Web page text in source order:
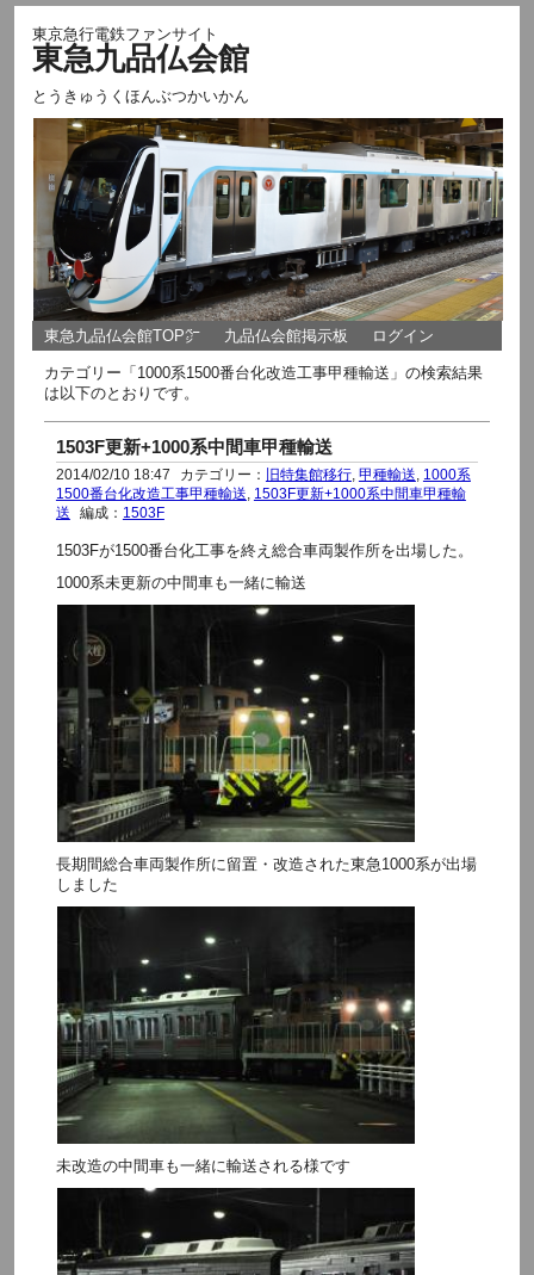
東京急行電鉄ファンサイト
東急九品仏会館
とうきゅうくほんぶつかいかん
東急九品仏会館TOP㌻ 九品仏会館掲示板 ログイン
カテゴリー「1000系1500番台化改造工事甲種輸送」の検索結果
は以下のとおりです。
1503F更新+1000系中間車甲種輸送
2014/02/10 18:47 カテゴリー： 旧特集館移行, 甲種輸送
1000系
1500番台化改造工事甲種輸送
1503F更新+1000系中間車甲種輸
送
編成： 1503F
1503Fが1500番台化工事を終え総合車両製作所を出場した。
1000系未更新の中間車も一緒に輸送
長期間総合車両製作所に留置・改造された東急1000系が出場
しました
未改造の中間車も一緒に輸送される様です